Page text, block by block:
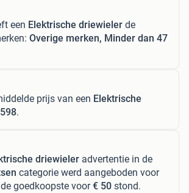
een Elektrische driewieler de
Overige merken, Minder dan 47
prijs van een Elektrische
.
driewieler advertentie in de
categorie werd aangeboden voor
goedkoopste voor€ 50 stond.